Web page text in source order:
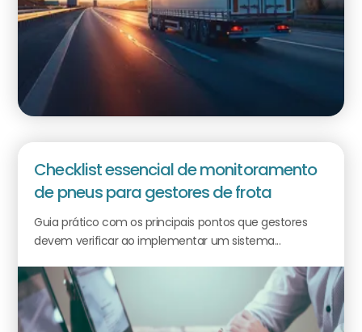
Checklist essencial de monitoramento
de pneus para gestores de frota
Guia prático com os principais pontos que gestores
devem verificar ao implementar um sistema...